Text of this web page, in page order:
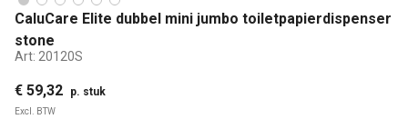
CaluCare Elite dubbel mini jumbo toiletpapierdispenser
stone
Art: 20120S
€ 59,32 p. stuk
Excl. BTW